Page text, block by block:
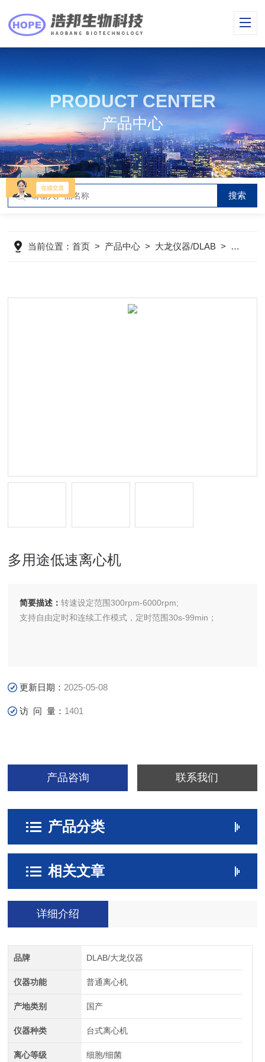
PRODUCT CENTER
产品中心
当前位置：首页 > 产品中心 > 大龙仪器/DLAB > 离心机
多用途低速离心机
简要描述：转速设定范围300rpm-6000rpm;
支持自由定时和连续工作模式，定时范围30s-99min；
更新日期： 2025-05-08
访 问 量： 1401
产品咨询 联系我们
产品分类
相关文章
详细介绍
品牌 DLAB/大龙仪器
仪器功能 普通离心机
产地类别 国产
仪器种类 台式离心机
离心等级 细胞/细菌